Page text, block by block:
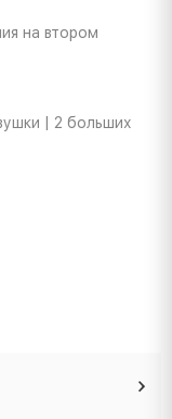
на втором
| 2 больших